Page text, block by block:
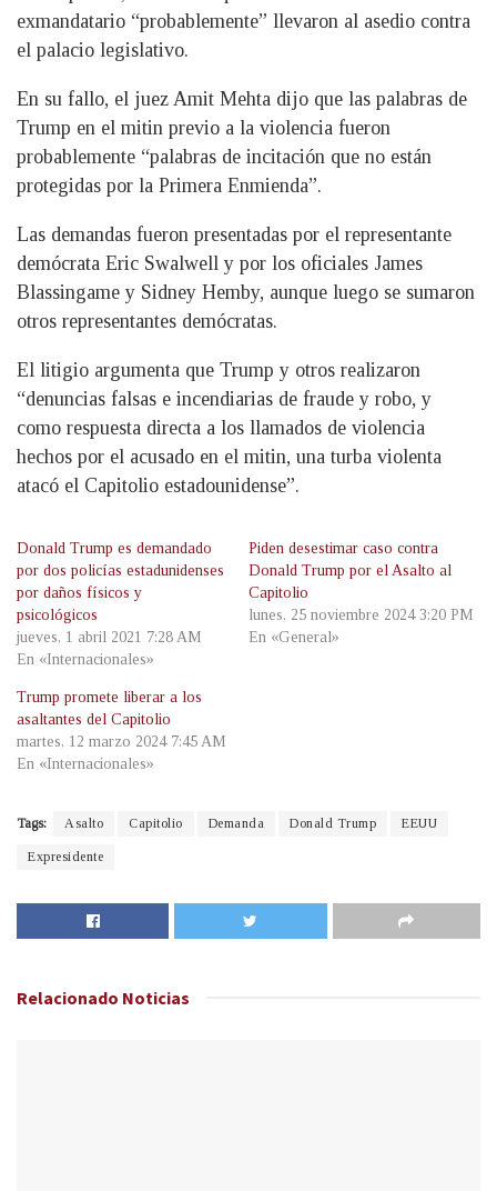
exmandatario “probablemente” llevaron al asedio contra
el palacio legislativo.
En su fallo, el juez Amit Mehta dijo que las palabras de
Trump en el mitin previo a la violencia fueron
probablemente “palabras de incitación que no están
protegidas por la Primera Enmienda”.
Las demandas fueron presentadas por el representante
demócrata Eric Swalwell y por los oficiales James
Blassingame y Sidney Hemby, aunque luego se sumaron
otros representantes demócratas.
El litigio argumenta que Trump y otros realizaron
“denuncias falsas e incendiarias de fraude y robo, y
como respuesta directa a los llamados de violencia
hechos por el acusado en el mitin, una turba violenta
atacó el Capitolio estadounidense”.
Donald Trump es demandado
por dos policías estadunidenses
por daños físicos y
psicológicos
jueves, 1 abril 2021 7:28 AM
En «Internacionales»
Piden desestimar caso contra
Donald Trump por el Asalto al
Capitolio
lunes, 25 noviembre 2024 3:20 PM
En «General»
Trump promete liberar a los
asaltantes del Capitolio
martes, 12 marzo 2024 7:45 AM
En «Internacionales»
Tags: Asalto Capitolio Demanda Donald Trump EEUU
Expresidente
Relacionado Noticias